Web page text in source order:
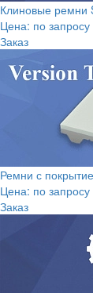
Клиновые ремни
Цена: по запросу
Заказ
Ремни с
Цена: по запросу
Заказ